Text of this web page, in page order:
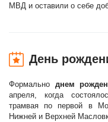
МВД и оставили о себе
День
Формально днем
апреля, когда
трамвая по первой в
Нижней и Верхней